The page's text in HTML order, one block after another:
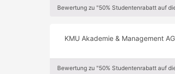
Bewertung zu "50% Studentenrabatt auf
KMU Akademie & Management
Bewertung zu "50% Studentenrabatt auf